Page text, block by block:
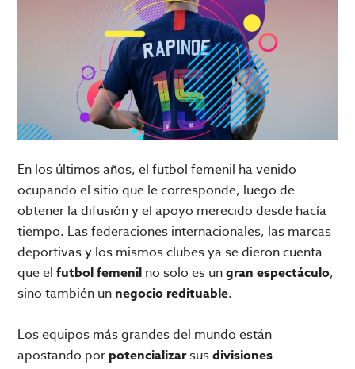
En los últimos años, el futbol femenil ha venido
ocupando el sitio que le corresponde, luego de
obtener la difusión y el apoyo merecido desde hacía
tiempo. Las federaciones internacionales, las marcas
deportivas y los mismos clubes ya se dieron cuenta
que elfutbol femenil no solo es ungran espectáculo,
sino también un negocio redituable.
Los equipos más grandes del mundo están
apostando por potencializarsusdivisiones